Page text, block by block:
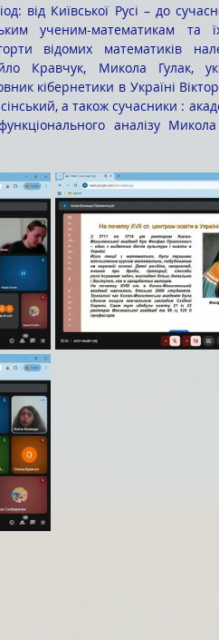
від Київської Русі – до
ученим-математикам та
відомих математиків
Кравчук, Микола Гулак,
кібернетики в Україні
а також сучасники :
аналізу